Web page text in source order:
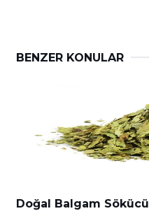
BENZER KONULAR
Doğal Balgam Sökücü